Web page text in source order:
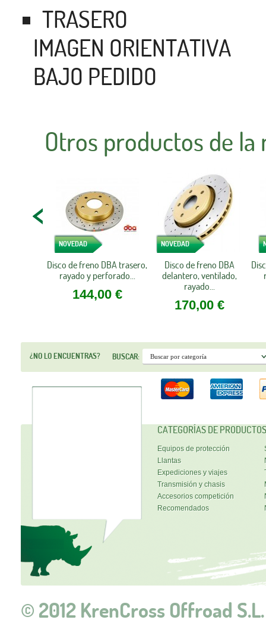
TRASERO
IMAGEN ORIENTATIVA
BAJO PEDIDO
Otros productos de
NOVEDAD
Disco de freno DBA trasero,
rayado y perforado...
144,00 €
NOVEDAD
Disco de freno DBA
delantero, ventilado,
rayado...
170,00 €
¿NO LO ENCUENTRAS? BUSCAR:
CATEGORÍAS DE PRODUCTOS
Equipos de protección
Llantas
Expediciones y viajes
Transmisión y chasis
Accesorios competición
Recomendados
© 2012 KrenCross Offroad S.L.